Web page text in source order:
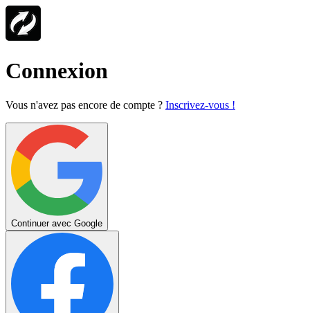
Connexion
Vous n'avez pas encore de compte ? Inscrivez-vous !
Continuer avec Google